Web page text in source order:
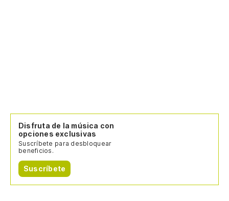
Disfruta de la música con
opciones exclusivas
Suscríbete para desbloquear
beneficios.
Suscríbete